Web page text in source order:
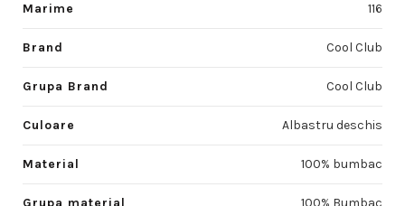
Marime 116
Brand Cool Club
Grupa Brand Cool Club
Culoare Albastru deschis
Material 100% bumbac
Grupa material 100% Bumbac